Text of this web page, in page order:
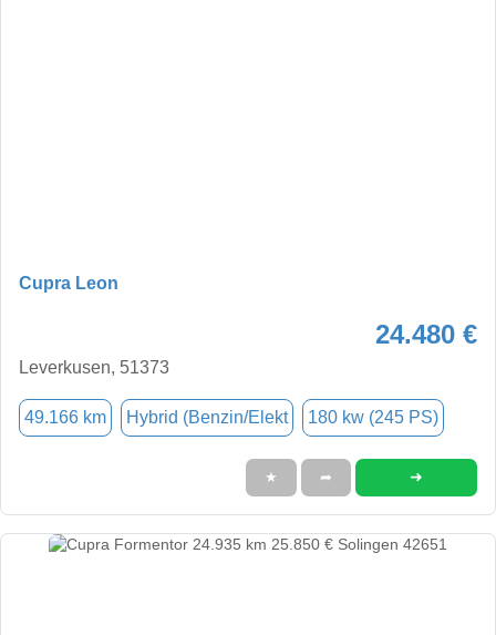
Cupra Leon
24.480 €
Leverkusen, 51373
49.166 km Hybrid (Benzin/Elekt 180 kw (245 PS)
★ ➦ ➜